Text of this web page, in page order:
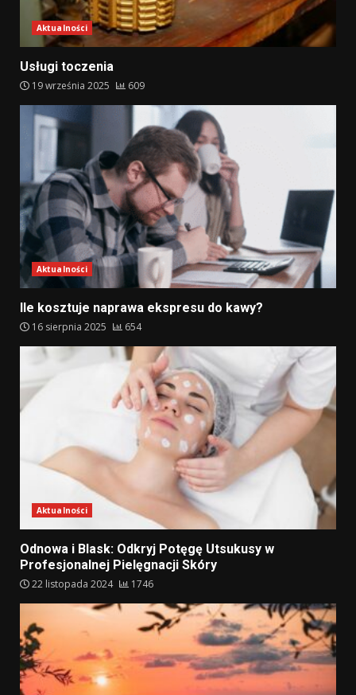
Aktualności
Usługi toczenia
19 września 2025 609
Aktualności
Ile kosztuje naprawa ekspresu do kawy?
16 sierpnia 2025 654
Aktualności
Odnowa i Blask: Odkryj Potęgę Utsukusy w
Profesjonalnej Pielęgnacji Skóry
22 listopada 2024 1746